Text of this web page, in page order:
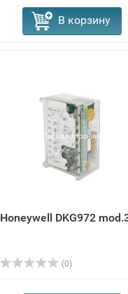
В корзину
Honeywell DKG972
(0)